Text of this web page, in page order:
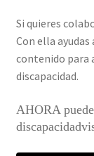
Si quieres
Con ella
contenido para
discapacidad.
AHORA